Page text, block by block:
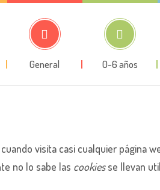
General 0-6 años
visita casi cualquier página
no lo sabe las cookiesse llevan